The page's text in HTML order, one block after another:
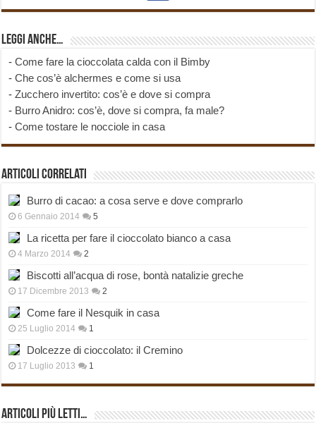
Leggi anche…
-Come fare la cioccolata calda con il Bimby
-Che cos’è alchermes e come si usa
-Zucchero invertito: cos’è e dove si compra
- Burro Anidro: cos’è, dove si compra, fa male?
-Come tostare le nocciole in casa
Articoli correlati
Burro di cacao: a cosa serve e dove comprarlo
6 Gennaio 2014 5
La ricetta per fare il cioccolato bianco a casa
4 Marzo 2014 2
Biscotti all’acqua di rose, bontà natalizie greche
17 Dicembre 2013 2
Come fare il Nesquik in casa
25 Luglio 2014 1
Dolcezze di cioccolato: il Cremino
17 Luglio 2013 1
Articoli più Letti…